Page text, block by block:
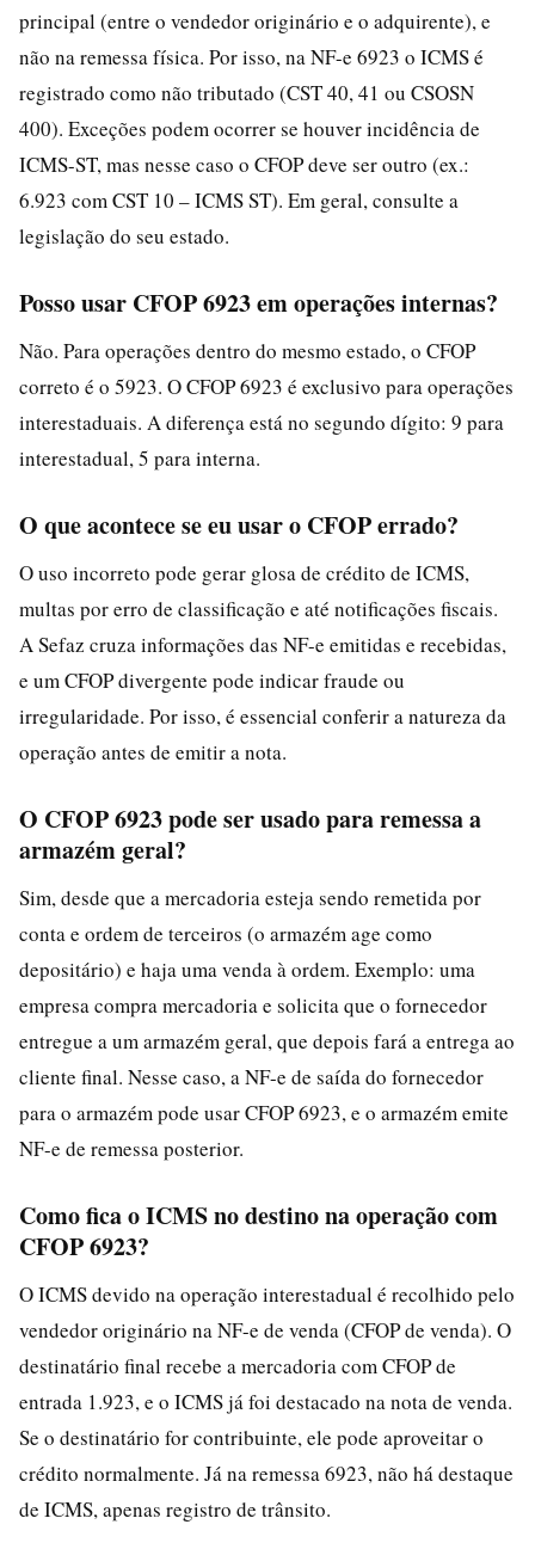
principal (entre o vendedor originário e o adquirente), e
não na remessa física. Por isso, na NF-e 6923 o ICMS é
registrado como não tributado (CST 40, 41 ou CSOSN
400). Exceções podem ocorrer se houver incidência de
ICMS-ST, mas nesse caso o CFOP deve ser outro (ex.:
6.923 com CST 10 – ICMS ST). Em geral, consulte a
legislação do seu estado.
Posso usar CFOP 6923 em operações internas?
Não. Para operações dentro do mesmo estado, o CFOP
correto é o 5923. O CFOP 6923 é exclusivo para operações
interestaduais. A diferença está no segundo dígito: 9 para
interestadual, 5 para interna.
O que acontece se eu usar o CFOP errado?
O uso incorreto pode gerar glosa de crédito de ICMS,
multas por erro de classificação e até notificações fiscais.
A Sefaz cruza informações das NF-e emitidas e recebidas,
e um CFOP divergente pode indicar fraude ou
irregularidade. Por isso, é essencial conferir a natureza da
operação antes de emitir a nota.
O CFOP 6923 pode ser usado para remessa a
armazém geral?
Sim, desde que a mercadoria esteja sendo remetida por
conta e ordem de terceiros (o armazém age como
depositário) e haja uma venda à ordem. Exemplo: uma
empresa compra mercadoria e solicita que o fornecedor
entregue a um armazém geral, que depois fará a entrega ao
cliente final. Nesse caso, a NF-e de saída do fornecedor
para o armazém pode usar CFOP 6923, e o armazém emite
NF-e de remessa posterior.
Como fica o ICMS no destino na operação com
CFOP 6923?
O ICMS devido na operação interestadual é recolhido pelo
vendedor originário na NF-e de venda (CFOP de venda). O
destinatário final recebe a mercadoria com CFOP de
entrada 1.923, e o ICMS já foi destacado na nota de venda.
Se o destinatário for contribuinte, ele pode aproveitar o
crédito normalmente. Já na remessa 6923, não há destaque
de ICMS, apenas registro de trânsito.